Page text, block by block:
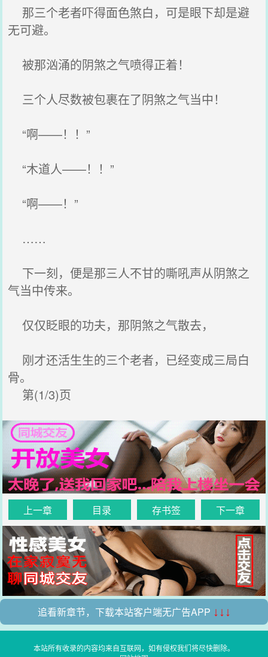
那三个老者吓得面色煞白，可是眼下却是避
无可避。
被那汹涌的阴煞之气喷得正着！
三个人尽数被包裹在了阴煞之气当中！
“啊——！！”
“木道人——！！”
“啊——！”
……
下一刻，便是那三人不甘的嘶吼声从阴煞之
气当中传来。
仅仅眨眼的功夫，那阴煞之气散去，
刚才还活生生的三个老者，已经变成三局白
骨。
第(1/3)页
上一章 目录 存书签 下一章
追看新章节，下载本站客户端无广告APP ↓↓↓
本站所有收录的内容均来自互联网，如有侵权我们将尽快删除。